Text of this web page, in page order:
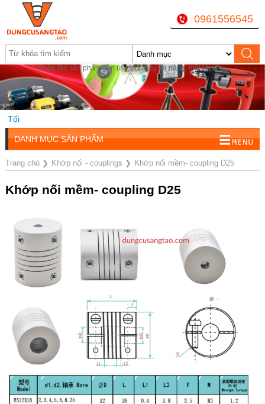
Nhập tên sản phẩm cần tìm, VD: máy đa năng, mũi khoan...
0961556545
DANH MỤC SẢN PHẨM
Trang chủ❯ Khớp nối - couplings ❯ Khớp nối mềm- coupling D25
Khớp nối mềm- coupling D25